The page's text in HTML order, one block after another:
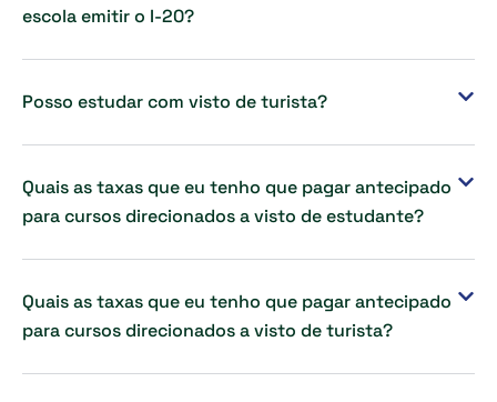
escola emitir o I-20?
Posso estudar com visto de turista?
Quais as taxas que eu tenho que pagar antecipado
para cursos direcionados a visto de estudante?
Quais as taxas que eu tenho que pagar antecipado
para cursos direcionados a visto de turista?